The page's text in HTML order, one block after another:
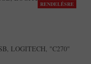
RENDELÉSRE
LOGITECH, "C270"